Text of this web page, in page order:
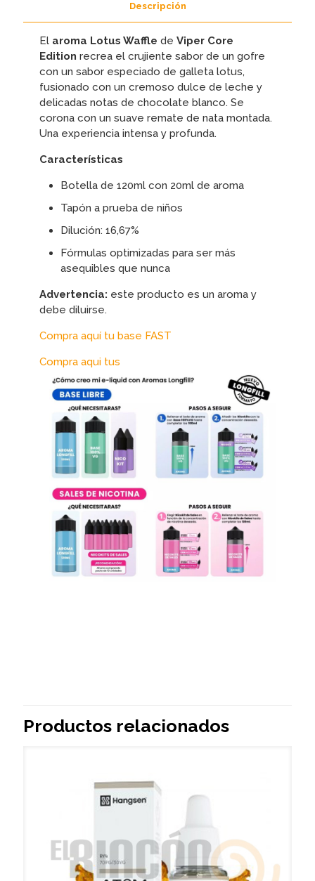
Descripción
El aroma Lotus Waffle deViper Core
Edition recrea el crujiente sabor de un gofre
con un sabor especiado de galleta lotus,
fusionado con un cremoso dulce de leche y
delicadas notas de chocolate blanco. Se
corona con un suave remate de nata montada.
Una experiencia intensa y profunda.
Características
Botella de 120ml con 20ml de aroma
Tapón a prueba de niños
Dilución: 16,67%
Fórmulas optimizadas para ser más
asequibles que nunca
Advertencia: este producto es un aroma y
debe diluirse.
Compra aquí tu base FAST
Compra aqui tus
Productos relacionados